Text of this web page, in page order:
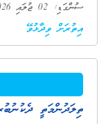
ސުންގަޑި: 02 ޖުލައި 2026 13:00
އިތުރަށް ވިދާޅުވޭ
ތިލަދުންމަތީ